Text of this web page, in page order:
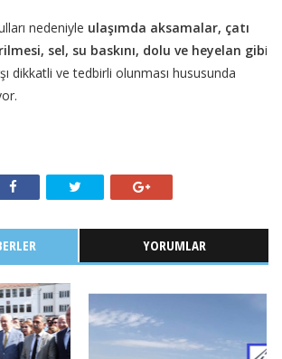
nedeniyle ulaşımda aksamalar, çatı
sel, su baskını, dolu ve heyelan gibi
dikkatli ve tedbirli olunması hususunda
YORUMLAR